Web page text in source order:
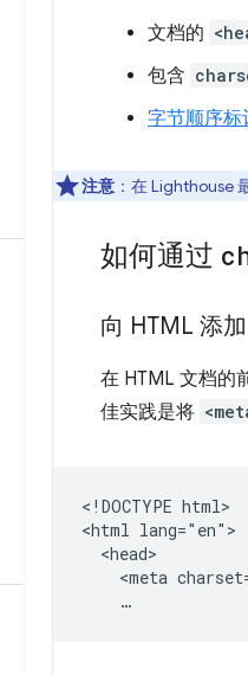
文档的
包含
字节顺序标
注意 ：在 Lighthouse
如何通过
向 HTML 添加
在 HTML 文档的
佳实践是将
<!DOCTYPE html>
<html lang="en">
  <head>
<meta